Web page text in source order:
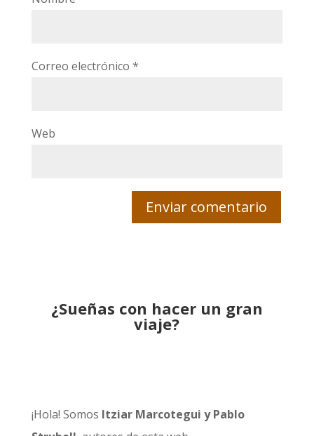
Correo electrónico *
Web
¿Sueñas con hacer un gran
viaje?
¡Hola! Somos Itziar Marcotegui y Pablo